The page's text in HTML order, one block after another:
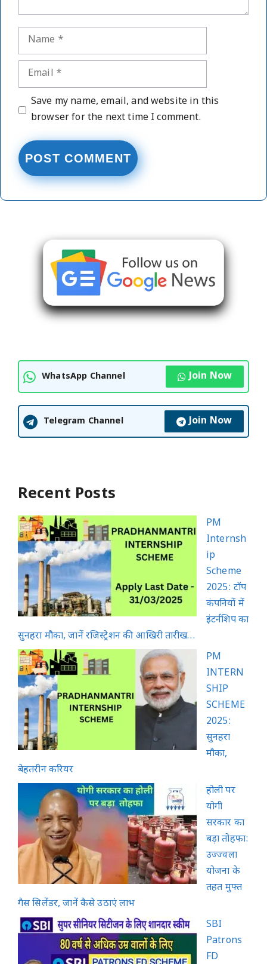
Name
Email
Website
Save my name, email, and website in this
browser for the next time I comment.
WhatsApp Channel Join Now
Telegram Channel Join Now
Recent Posts
PM
Internsh
ip
Scheme
2025: टॉप
कंपनियों में
इंटर्नशिप का
सुनहरा मौका, जानें रजिस्ट्रेशन की आखिरी तारीख…
PM
INTERN
SHIP
SCHEME
2025:
सुनहरा
मौका,
बेहतरीन करियर
होली पर
योगी
सरकार का
बड़ा तोहफा:
उज्ज्वला
योजना के
तहत मुफ्त
गैस सिलेंडर, जानें कैसे उठाएं लाभ
SBI
Patrons
FD